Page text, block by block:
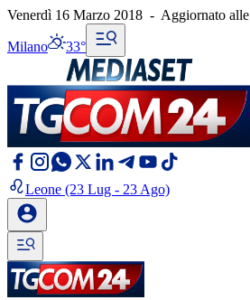
Venerdì 16 Marzo 2018 - Aggiornato alle
Milano 33°
Leone (23 Lug - 23 Ago)